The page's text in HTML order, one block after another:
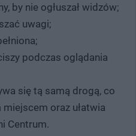
by nie ogłuszał widzów;
uwagi;
podczas oglądania
się tą samą drogą, co
oraz ułatwia
Centrum.